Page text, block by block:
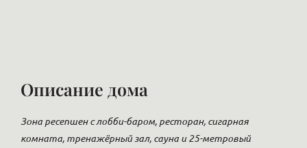
Описание дома
Зона ресепшен с лобби-баром, ресторан, сигарная
комната, тренажёрный зал, сауна и 25-метровый